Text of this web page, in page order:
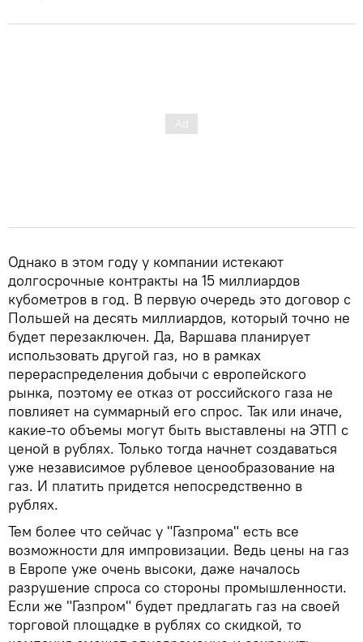
Однако в этом году у компании истекают
долгосрочные контракты на 15 миллиардов
кубометров в год. В первую очередь это договор с
Польшей на десять миллиардов, который точно не
будет перезаключен. Да, Варшава планирует
использовать другой газ, но в рамках
перераспределения добычи с европейского
рынка, поэтому ее отказ от российского газа не
повлияет на суммарный его спрос. Так или иначе,
какие-то объемы могут быть выставлены на ЭТП с
ценой в рублях. Только тогда начнет создаваться
уже независимое рублевое ценообразование на
газ. И платить придется непосредственно в
рублях.
Тем более что сейчас у "Газпрома" есть все
возможности для импровизации. Ведь цены на газ
в Европе уже очень высоки, даже началось
разрушение спроса со стороны промышленности.
Если же "Газпром" будет предлагать газ на своей
торговой площадке в рублях со скидкой, то